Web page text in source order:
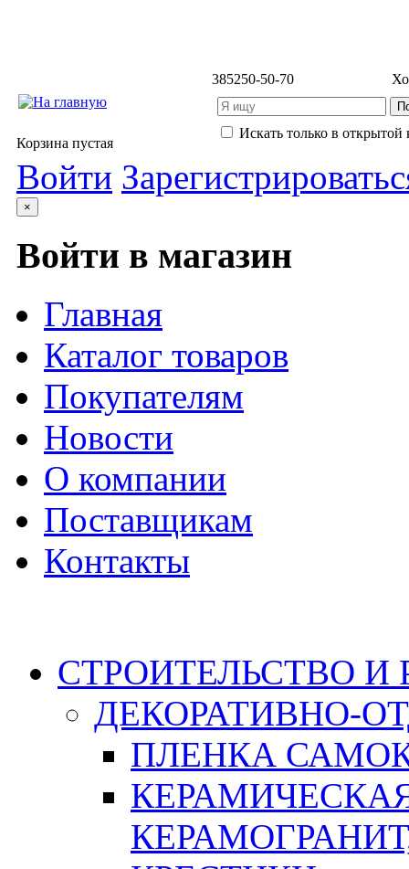
385250-50-70
Искать только в открытой
Корзина пустая
Войти
×
Войти в магазин
Главная
Каталог товаров
Покупателям
Новости
О компании
Поставщикам
Контакты
СТРОИТЕЛЬСТВО И
ДЕКОРАТИВНО-
ПЛЕНКА